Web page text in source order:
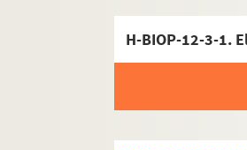
H-BIOP-12-3-1.